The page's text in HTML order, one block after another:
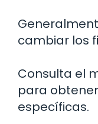
cambiar los
Consulta el
para
específicas.